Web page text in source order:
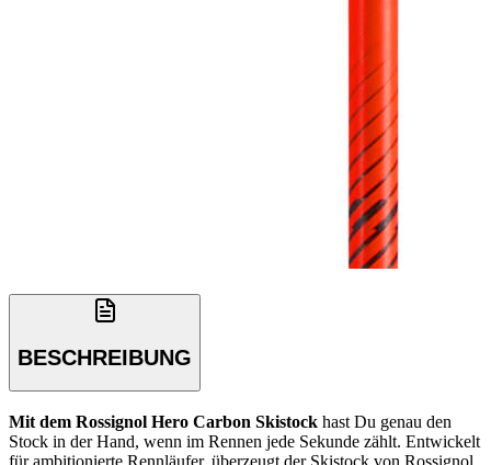
BESCHREIBUNG
Mit dem Rossignol Hero Carbon Skistock hast Du genau den
Stock in der Hand, wenn im Rennen jede Sekunde zählt. Entwickelt
für ambitionierte Rennläufer, überzeugt der Skistock von Rossignol